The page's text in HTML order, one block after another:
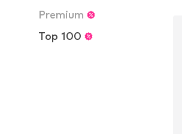
Premium
Top 100